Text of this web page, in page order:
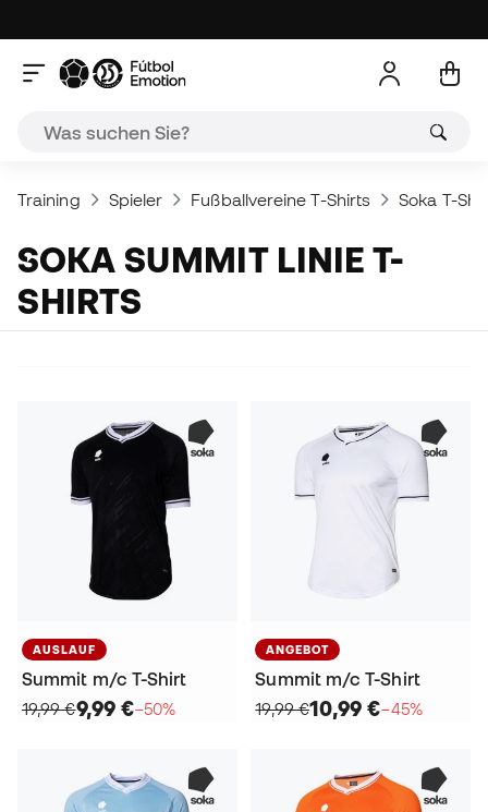
Training Spieler Fußballvereine T-Shirts Soka T-
SOKA SUMMIT LINIE T-
SHIRTS
AUSLAUF
Summit m/c T-Shirt
19,99 €9,99 €−50%
ANGEBOT
Summit m/c T-Shirt
19,99 €10,99 €−45%